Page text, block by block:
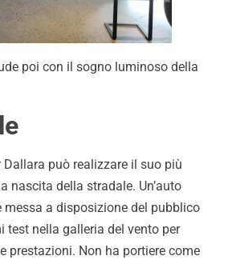
poi con il sogno luminoso della
Dallara può realizzare il suo più
nascita della stradale. Un’auto
messa a disposizione del pubblico
test nella galleria del vento per
prestazioni. Non ha portiere come